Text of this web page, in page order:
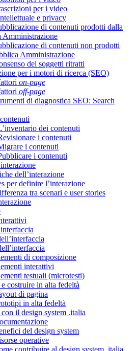
per i video
e privacy
di contenuti prodotti dalla
Amministrazione
di contenuti non prodotti
Amministrazione
dei soggetti ritratti
per i motori di ricerca (SEO)
on-page
off-page
di diagnostica SEO: Search
dei contenuti
i contenuti
i contenuti
i contenuti
dell’interazione
per definire l’interazione
tra scenari e user stories
di composizione
interattivi
testuali (microtesti)
costruire in alta fedeltà
di pagina
in alta fedeltà
il design system .italia
del design system
operative
contribuire al design system .italia